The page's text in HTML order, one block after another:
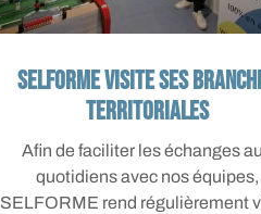
SELFORME visite ses
territoriales
Afin de faciliter les échanges
quotidiens avec nos équipes,
SELFORME rend régulièrement